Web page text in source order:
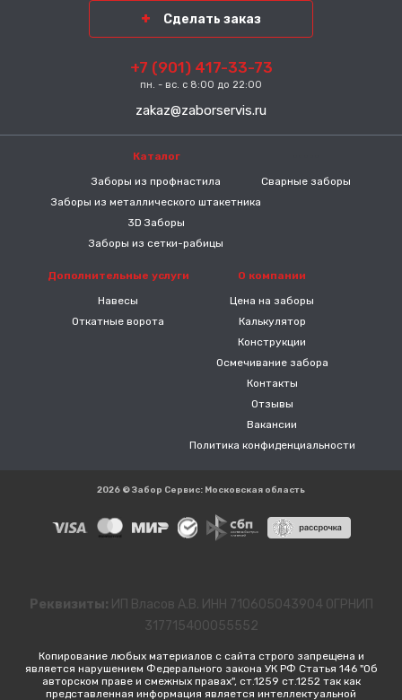
Сделать заказ
+7 (901) 417-33-73
пн. - вс. с 8:00 до 22:00
zakaz@zaborservis.ru
Каталог
Заборы из профнастила
Заборы из металлического штакетника
3D Заборы
Заборы из сетки-рабицы
Сварные заборы
Дополнительные услуги
Навесы
Откатные ворота
О компании
Цена на заборы
Калькулятор
Конструкции
Осмечивание забора
Контакты
Отзывы
Вакансии
Политика конфиденциальности
2026 © Забор Сервис: Московская область
Реквизиты: ИП Власов А.В. ИНН 710605043904 ОГРНИП
317715400055552
Копирование любых материалов с сайта строго запрещена и
является нарушением Федерального закона УК РФ Статья 146 "Об
авторском праве и смежных правах", ст.1259 ст.1252 так как
представленная информация является интеллектуальной